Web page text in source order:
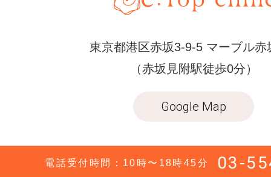
東京都港区赤坂3-9-5 マーブル赤
（赤坂見附駅徒歩0分）
Google Map
電話受付時間：10時〜18時45分 03-